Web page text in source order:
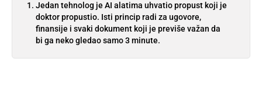
Jedan tehnolog je AI alatima uhvatio propust koji je
doktor propustio. Isti princip radi za ugovore,
finansije i svaki dokument koji je previše važan da
bi ga neko gledao samo 3 minute.